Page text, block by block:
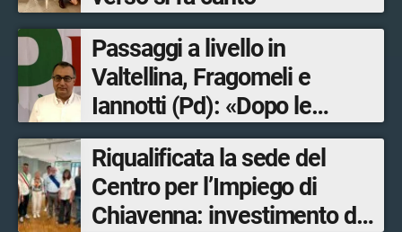
Passaggi a livello in
Valtellina, Fragomeli e
Iannotti (Pd): «Dopo le
Olimpiadi solo un terzo delle
opere sostitutive sarà
ultimato entro il 2026»
Riqualificata la sede del
Centro per l’Impiego di
Chiavenna: investimento da